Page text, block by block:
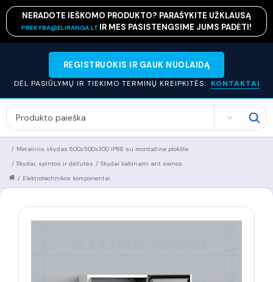
NERADOTE IEŠKOMO PRODUKTO? PARAŠYKITE UŽKLAUSĄ
PREKYBA@ELIRANGA.LT IR MES PASISTENGSIME JUMS PADĖTI!
REGISTRUOKIS IR GAUK NUOLAIDĄ
DĖL PASIŪLYMŲ IR TIEKIMO TERMINŲ KREIPKITĖS: KONTAKTAI
SEARCH
Metalinis skydas 600x500x300 IP66 su montažine plokšte
/
Skydai kabinami ant sienos
/
Skydai, spintos ir dėžutės
/
Elektrotechnikos komponentai
/